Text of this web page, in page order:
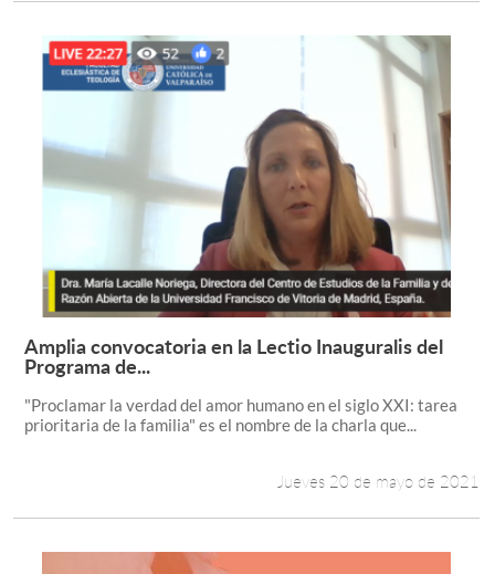
Leer más +
Amplia convocatoria en la Lectio Inauguralis del
Programa de...
"Proclamar la verdad del amor humano en el siglo XXI: tarea
prioritaria de la familia" es el nombre de la charla que...
Jueves 20 de mayo de 2021